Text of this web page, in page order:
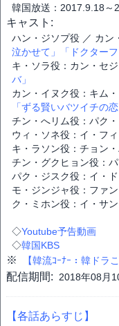
韓国放送：2017.9.18
キャスト:
ハン・ジソプ役 ／ カン
泣かせて」
「ドクター
キ・ソラ役：カン・セ
バ」
カン・イヌク役：キム
「ずる賢いバツイチの恋
チン・へリム役：パク
ウィ・ソネ役：イ・フ
キ・ラソン役：チョン
チン・グクヒョン役：
パク・ジスク役：イ・
モ・ジンジャ役：ファ
ク・ミホン役：イ・サ
◇Youtube予告動画
◇韓国KBS
※ 【韓流ｺｰﾅｰ：韓ド
配信期間: 2018年08月
【各話あらすじ】